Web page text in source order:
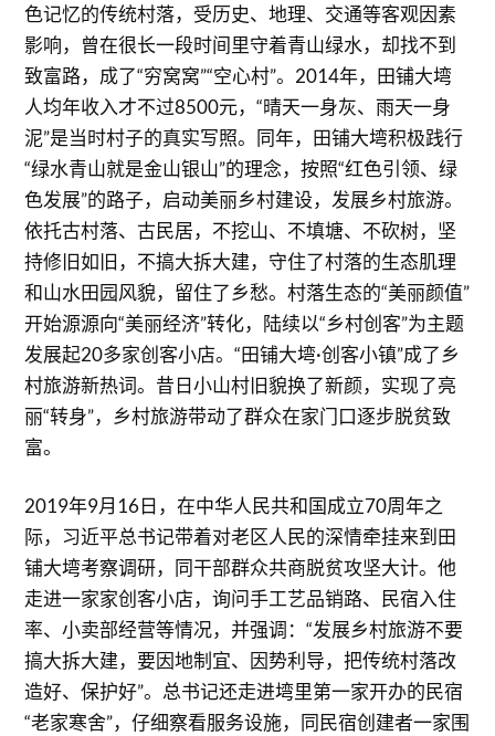
色记忆的传统村落，受历史、地理、交通等客观因素
影响，曾在很长一段时间里守着青山绿水，却找不到
致富路，成了“穷窝窝”“空心村”。2014年，田铺大塆
人均年收入才不过8500元，“晴天一身灰、雨天一身
泥”是当时村子的真实写照。同年，田铺大塆积极践行
“绿水青山就是金山银山”的理念，按照“红色引领、绿
色发展”的路子，启动美丽乡村建设，发展乡村旅游。
依托古村落、古民居，不挖山、不填塘、不砍树，坚
持修旧如旧，不搞大拆大建，守住了村落的生态肌理
和山水田园风貌，留住了乡愁。村落生态的“美丽颜值”
开始源源向“美丽经济”转化，陆续以“乡村创客”为主题
发展起20多家创客小店。“田铺大塆·创客小镇”成了乡
村旅游新热词。昔日小山村旧貌换了新颜，实现了亮
丽“转身”，乡村旅游带动了群众在家门口逐步脱贫致
富。
2019年9月16日，在中华人民共和国成立70周年之
际，习近平总书记带着对老区人民的深情牵挂来到田
铺大塆考察调研，同干部群众共商脱贫攻坚大计。他
走进一家家创客小店，询问手工艺品销路、民宿入住
率、小卖部经营等情况，并强调：“发展乡村旅游不要
搞大拆大建，要因地制宜、因势利导，把传统村落改
造好、保护好”。总书记还走进塆里第一家开办的民宿
“老家寒舍”，仔细察看服务设施，同民宿创建者一家围